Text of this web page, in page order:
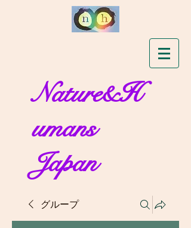
Nature&H
umans
Japan
グループ